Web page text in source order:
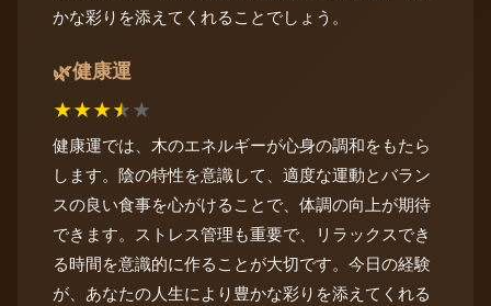
かな彩りを添えてくれることでしょう。
🌿健康運
★★★★★
健康運では、木のエネルギーが心身の調和をもたら
します。陰の特性を意識して、適度な運動とバラン
スの良い食事を心がけることで、体調の向上が期待
できます。ストレス管理も重要で、リラックスでき
る時間を意識的に作ることが大切です。今日の経験
が、あなたの人生により豊かな彩りを添えてくれる